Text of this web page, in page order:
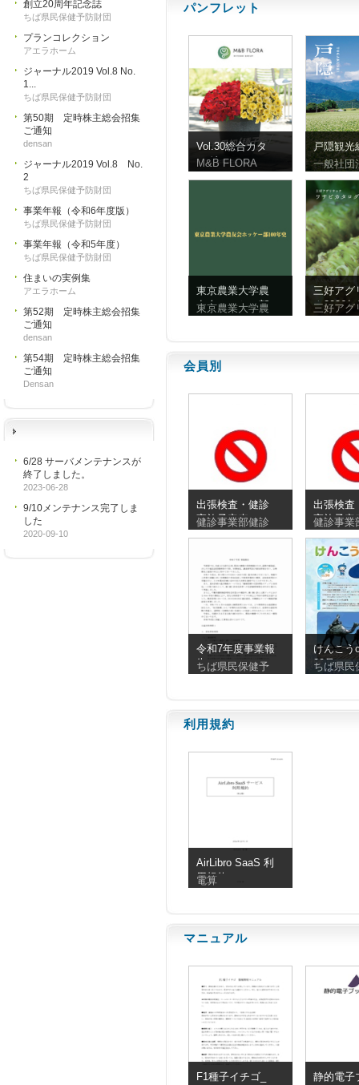
創立20周年記念誌
ちば県民保健予防財団
プランコレクション
アエラホーム
ジャーナル2019 Vol.8 No.
1...
ちば県民保健予防財団
第50期 定時株主総会招集
ご通知
densan
ジャーナル2019 Vol.8 No.
2
ちば県民保健予防財団
事業年報（令和6年度版）
ちば県民保健予防財団
事業年報（令和5年度）
ちば県民保健予防財団
住まいの実例集
アエラホーム
第52期 定時株主総会招集
ご通知
densan
第54期 定時株主総会招集
ご通知
Densan
6/28 サーバメンテナンスが
終了しました。
2023-06-28
9/10メンテナンス完了しま
した
2020-09-10
パンフレット
Vol.30総合カタ
ログ
M&B FLORA
戸隠観光
ンフレッ
体字）
一般社団
東京農業大学農
友会ホッケー部
100年史
東京農業大学農
三好アグ
ク2026
ビ
三好アグ
会員別
出張検査・健診
実施予定表
_20260810_20260830
健診事業部健診
出張検査
実施予定
健診事業
令和7年度事業報
告
ちば県民保健予
けんこ
90号
ちば県民
利用規約
AirLibro SaaS 利
用規約
電算
マニュアル
F1種子イチゴ_
静的電子